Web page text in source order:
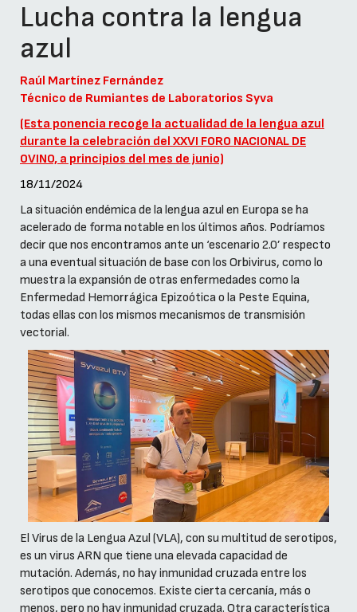
Lucha contra la lengua
azul
Raúl Martínez Fernández
Técnico de Rumiantes de Laboratorios Syva
(Esta ponencia recoge la actualidad de la lengua azul
durante la celebración del XXVI FORO NACIONAL DE
OVINO, a principios del mes de junio)
18/11/2024
La situación endémica de la lengua azul en Europa se ha
acelerado de forma notable en los últimos años. Podríamos
decir que nos encontramos ante un ‘escenario 2.0’ respecto
a una eventual situación de base con los Orbivirus, como lo
muestra la expansión de otras enfermedades como la
Enfermedad Hemorrágica Epizoótica o la Peste Equina,
todas ellas con los mismos mecanismos de transmisión
vectorial.
El Virus de la Lengua Azul (VLA), con su multitud de serotipos,
es un virus ARN que tiene una elevada capacidad de
mutación. Además, no hay inmunidad cruzada entre los
serotipos que conocemos. Existe cierta cercanía, más o
menos, pero no hay inmunidad cruzada. Otra característica